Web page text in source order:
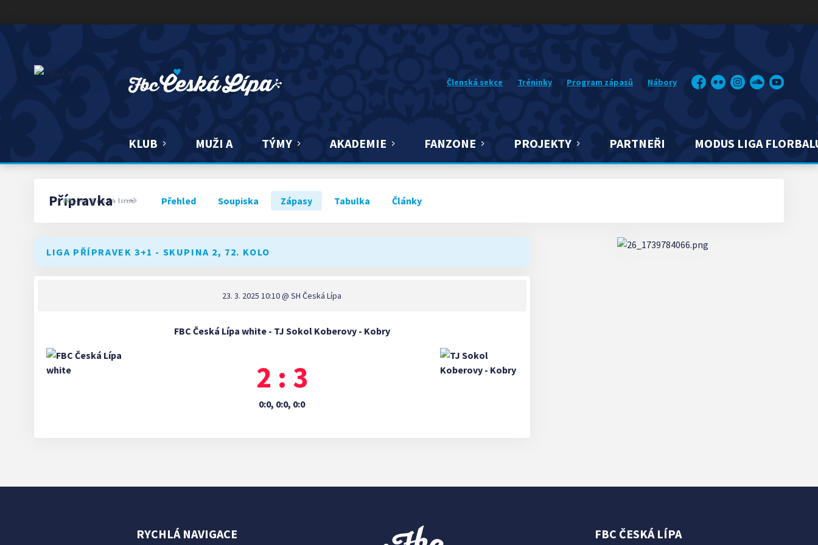
Členská sekce Tréninky Program zápasů Nábory Facebook
FlickrInstagramSoundcloud
YouTube
KLUB MUŽI A TÝMY AKADEMIE FANZONE PROJEKTY PARTNEŘI MODUS LIGA
Přípravka Přehled Soupiska Zápasy Tabulka Články
LIGA PŘÍPRAVEK 3+1 - SKUPINA 2, 72. KOLO
23. 3. 2025 10:10@ SH Česká Lípa
FBC Česká Lípa white - TJ Sokol Koberovy - Kobry
2 : 3
0:0, 0:0, 0:0
FBC ČESKÁ LÍPA
RYCHLÁ NAVIGACE